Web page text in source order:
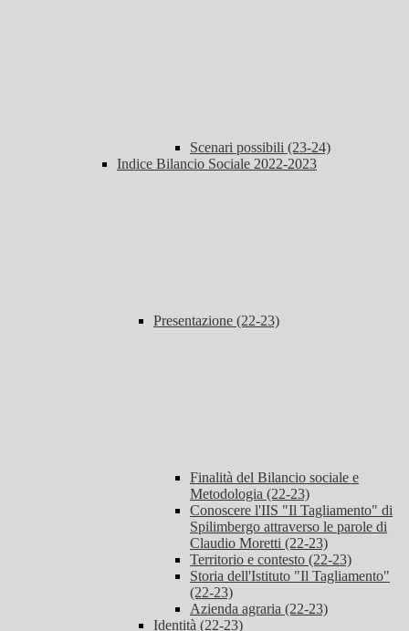
Scenari possibili (23-24)
Indice Bilancio Sociale 2022-2023
Presentazione (22-23)
Finalità del Bilancio sociale e
Metodologia (22-23)
Conoscere l'IIS "Il Tagliamento" di
Spilimbergo attraverso le parole di
Claudio Moretti (22-23)
Territorio e contesto (22-23)
Storia dell'Istituto "Il Tagliamento"
(22-23)
Azienda agraria (22-23)
Identità (22-23)